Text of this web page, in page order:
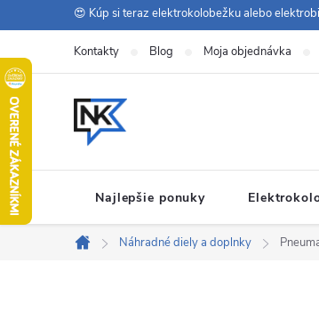
na
obsah
😍 Kúp si teraz elektrokolobežku alebo
Kontakty Blog Moja objednávka
Najlepšie ponuky
Domov
Náhradné diely a doplnky